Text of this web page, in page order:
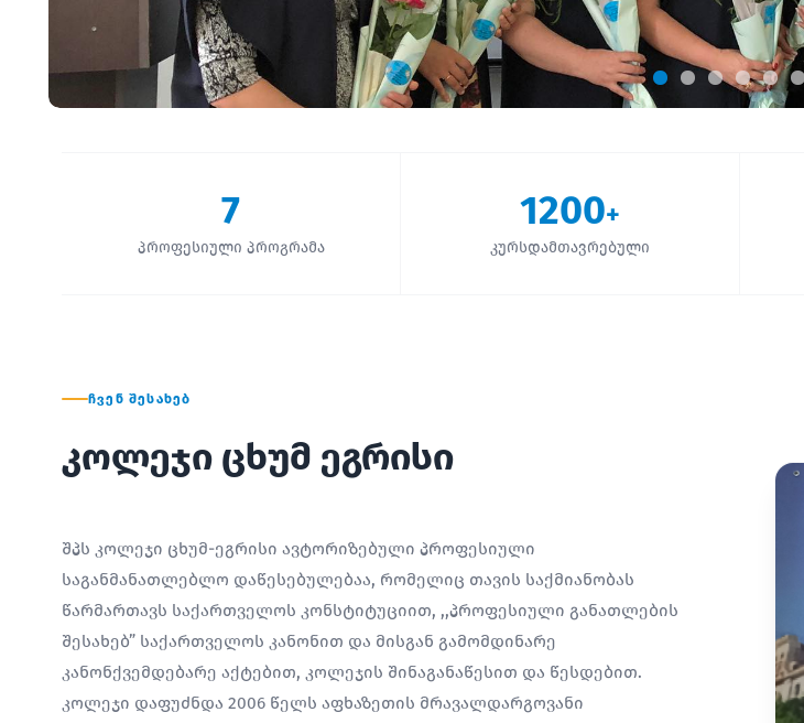
7
პროფესიული პროგრამა
1200+
კურსდამთავრებული
ᲩᲕᲔᲜ ᲨᲔᲡᲐᲮᲔᲑ
კოლეჯი ცხუმ ეგრისი
შპს კოლეჯი ცხუმ-ეგრისი ავტორიზებული პროფესიული
საგანმანათლებლო დაწესებულებაა, რომელიც თავის საქმიანობას
წარმართავს საქართველოს კონსტიტუციით, ,,პროფესიული განათლების
შესახებ” საქართველოს კანონით და მისგან გამომდინარე
კანონქვემდებარე აქტებით, კოლეჯის შინაგანაწესით და წესდებით.
კოლეჯი დაფუძნდა 2006 წელს აფხაზეთის მრავალდარგოვანი